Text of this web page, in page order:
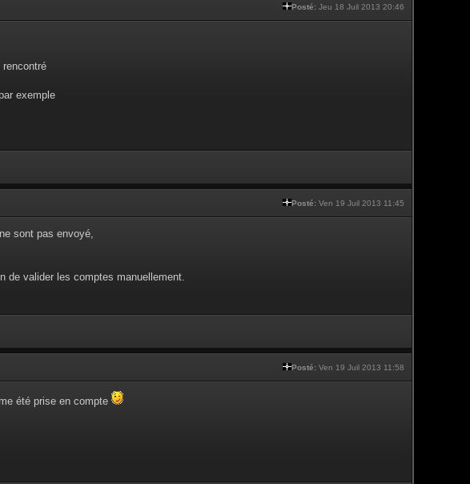
Posté: Jeu 18 Juil 2013 20:46
exemple
Posté: Ven 19 Juil 2013 11:45
sont pas envoyé,
de valider les comptes manuellement.
Posté: Ven 19 Juil 2013 11:58
été prise en compte